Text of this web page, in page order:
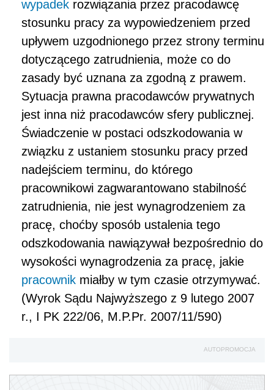
wypadek rozwiązania przez pracodawcę
stosunku pracy za wypowiedzeniem przed
upływem uzgodnionego przez strony terminu
dotyczącego zatrudnienia, może co do
zasady być uznana za zgodną z prawem.
Sytuacja prawna pracodawców prywatnych
jest inna niż pracodawców sfery publicznej.
Świadczenie w postaci odszkodowania w
związku z ustaniem stosunku pracy przed
nadejściem terminu, do którego
pracownikowi zagwarantowano stabilność
zatrudnienia, nie jest wynagrodzeniem za
pracę, choćby sposób ustalenia tego
odszkodowania nawiązywał bezpośrednio do
wysokości wynagrodzenia za pracę, jakie
pracownik miałby w tym czasie otrzymywać.
(Wyrok Sądu Najwyższego z 9 lutego 2007
r., I PK 222/06, M.P.Pr. 2007/11/590)
AUTOPROMOCJA